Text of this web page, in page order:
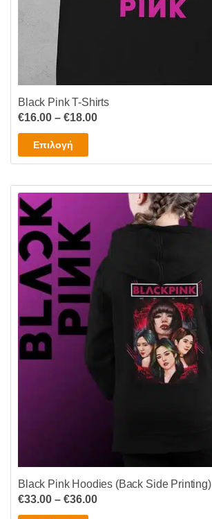
Black Pink T-Shirts
€16.00 – €18.00Price
through
€18.00
Επιλογή
το
έχει
πολλαπλές
παραλλαγές.
Οι
επιλογές
μπορούν
να
επιλεγούν
προϊόντος
Black Pink Hoodies (Back Side Printing)
€33.00 – €36.00Price